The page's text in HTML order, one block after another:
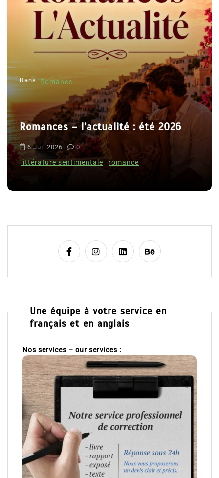
l
’
a
r
t
i
c
e
Dans Romance
Romances – l’actualité : été 2026
6 Juil 2026 0
littérature sentimentale romance
Une équipe à votre service en
français et en anglais
Nos services – our services :